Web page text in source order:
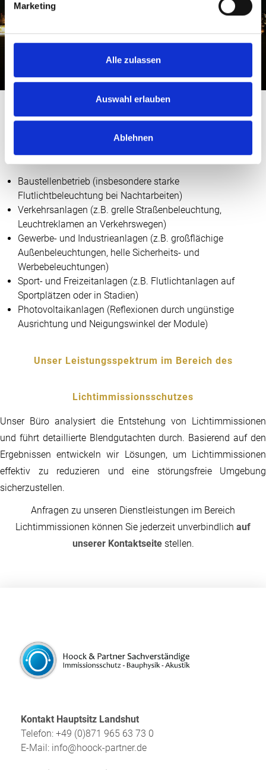
Marketing
Alle zulassen
Auswahl erlauben
Ablehnen
Als Ursachen von störenden Lichtimmissionen
kommen primär in Frage:
Baustellenbetrieb (insbesondere starke
Flutlichtbeleuchtung bei Nachtarbeiten)
Verkehrsanlagen (z.B. grelle Straßenbeleuchtung,
Leuchtreklamen an Verkehrswegen)
Gewerbe- und Industrieanlagen (z.B. großflächige
Außenbeleuchtungen, helle Sicherheits- und
Werbebeleuchtungen)
Sport- und Freizeitanlagen (z.B. Flutlichtanlagen auf
Sportplätzen oder in Stadien)
Photovoltaikanlagen (Reflexionen durch ungünstige
Ausrichtung und Neigungswinkel der Module)
Unser Leistungsspektrum im Bereich des
Lichtimmissionsschutzes
Unser Büro analysiert die Entstehung von Lichtimmissionen
und führt detaillierte Blendgutachten durch. Basierend auf den
Ergebnissen entwickeln wir Lösungen, um Lichtimmissionen
effektiv zu reduzieren und eine störungsfreie Umgebung
sicherzustellen.
Anfragen zu unseren Dienstleistungen im Bereich
Lichtimmissionen können Sie jederzeit unverbindlich auf
unserer Kontaktseitestellen.
Kontakt Hauptsitz Landshut
Telefon: +49 (0)871 965 63 73 0
E-Mail: info@hoock-partner.de